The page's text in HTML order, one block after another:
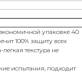
упаковке 40
100% защиту всех
текстура не
испытания, подходит